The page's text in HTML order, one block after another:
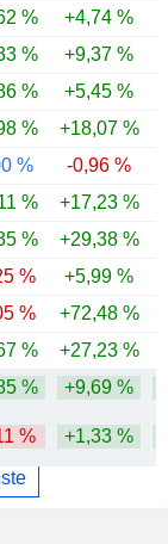
% +4,74 %
% +9,37 %
% +5,45 %
% +18,07 %
% -0,96 %
% +17,23 %
% +29,38 %
% +5,99 %
% +72,48 %
% +27,23 %
% +9,69 %
% +1,33 %